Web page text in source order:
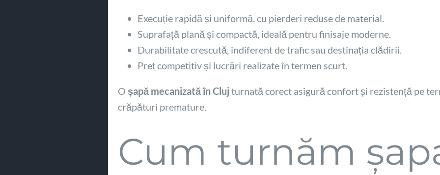
Execuție rapidă și uniformă, cu pierderi reduse de material.
Suprafață plană și compactă, ideală pentru finisaje moderne.
Durabilitate crescută, indiferent de trafic sau destinația clădirii.
Preț competitiv și lucrări realizate în termen scurt.
O șapă mecanizată în Clujturnată corect asigură confort și rezistență pe
crăpături premature.
Cum turnăm